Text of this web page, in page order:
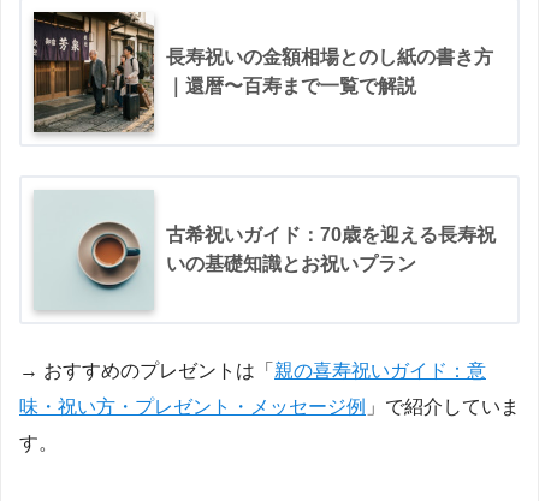
長寿祝いの金額相場とのし紙の書き方
｜還暦〜百寿まで一覧で解説
古希祝いガイド：70歳を迎える長寿祝
いの基礎知識とお祝いプラン
→ おすすめのプレゼントは「 親の喜寿祝いガイド：意
味・祝い方・プレゼント・メッセージ例 」で紹介していま
す。